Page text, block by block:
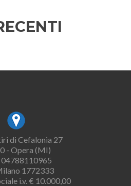
di Cefalonia 27
- Opera (MI)
04788110965
1772333
i.v. € 10.000,00